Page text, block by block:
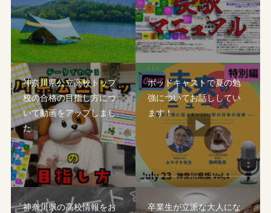
神奈川県公立高校トップ
校の合格の目指し方につ
いて動画をアップしまし
た
ポッドキャストで夏の勉
強についてお話ししてい
ます！
神奈川県の高校情報をお
卒業生が立派な大人にな